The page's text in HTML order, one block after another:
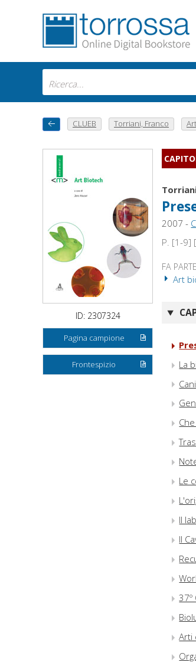
CLUEB Torriani, Franco
ID: 2307324
Pagina campione
Frontespizio
2007 -
P. [1-9]
FA
Art
La
Le
Il
Il
37º
Arti